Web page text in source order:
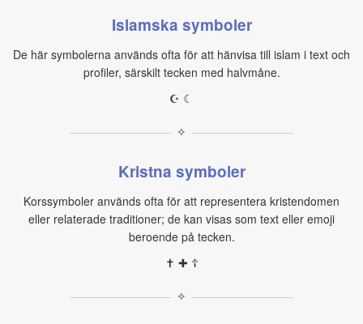
Islamska symboler
De här symbolerna används ofta för att hänvisa till islam i text och
profiler, särskilt tecken med halvmåne.
☪ ☾
✧
Kristna symboler
Korssymboler används ofta för att representera kristendomen
eller relaterade traditioner; de kan visas som text eller emoji
beroende på tecken.
✝ ✚ ☦
✧